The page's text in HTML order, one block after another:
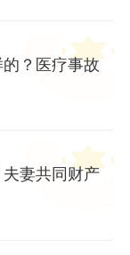
？医疗事故
妻共同财产